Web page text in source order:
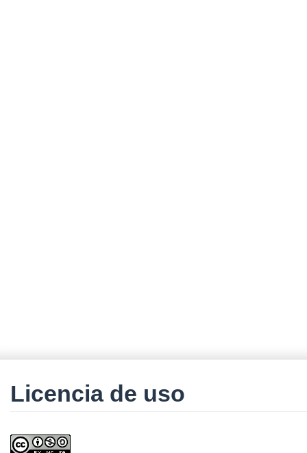
Licencia de uso